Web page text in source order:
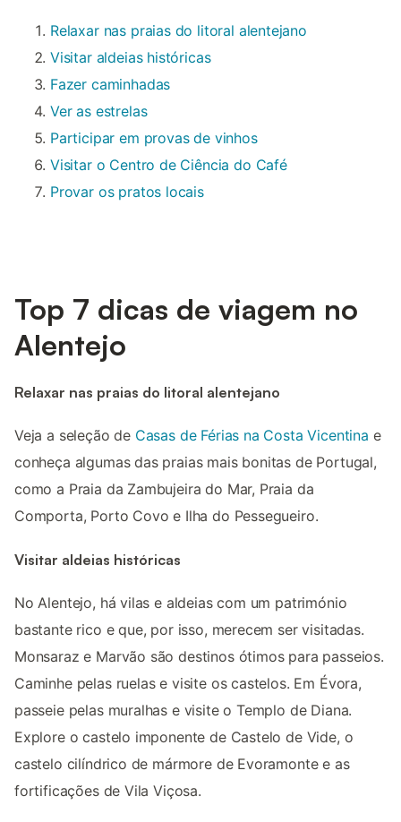
Relaxar nas praias do litoral alentejano
Visitar aldeias históricas
Fazer caminhadas
Ver as estrelas
Participar em provas de vinhos
Visitar o Centro de Ciência do Café
Provar os pratos locais
Top 7 dicas de viagem no
Alentejo
Relaxar nas praias do litoral alentejano
Veja a seleção de Casas de Férias na Costa Vicentina e
conheça algumas das praias mais bonitas de Portugal,
como a Praia da Zambujeira do Mar, Praia da
Comporta, Porto Covo e Ilha do Pessegueiro.
Visitar aldeias históricas
No Alentejo, há vilas e aldeias com um património
bastante rico e que, por isso, merecem ser visitadas.
Monsaraz e Marvão são destinos ótimos para passeios.
Caminhe pelas ruelas e visite os castelos. Em Évora,
passeie pelas muralhas e visite o Templo de Diana.
Explore o castelo imponente de Castelo de Vide, o
castelo cilíndrico de mármore de Evoramonte e as
fortificações de Vila Viçosa.